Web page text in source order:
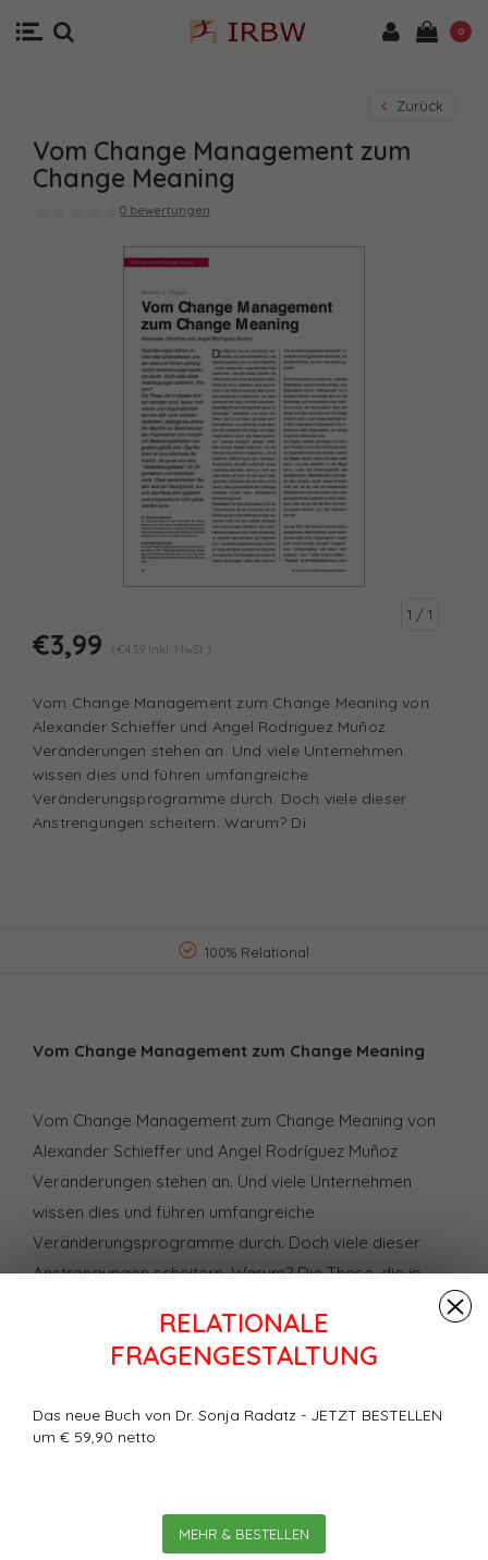
RELATIONALE
FRAGENGESTALTUNG
Das neue Buch von Dr. Sonja Radatz - JETZT BESTELLEN
um € 59,90 netto
MEHR & BESTELLEN
0
Zurück
Vom Change Management zum
Change Meaning
0 bewertungen
1 / 1
€3,99 (€4,39 Inkl. MwSt.)
Vom Change Management zum Change Meaning von
Alexander Schieffer und Angel Rodríguez Muñoz
Veränderungen stehen an. Und viele Unternehmen
wissen dies und führen umfangreiche
Veränderungsprogramme durch. Doch viele dieser
Anstrengungen scheitern. Warum? Di
100% Relational
Vom Change Management zum Change Meaning
Vom Change Management zum Change Meaning von
Alexander Schieffer und Angel Rodríguez Muñoz
Veränderungen stehen an. Und viele Unternehmen
wissen dies und führen umfangreiche
Veränderungsprogramme durch. Doch viele dieser
Anstrengungen scheitern. Warum? Die These, die in
Organisationen können sich nicht wirksam verändern,
solange die zentralen Begriffe zur Beschreibung der
gestern gefüllt sind. Das Problem ist eine überholte
Fesseln sind ein Hauptgrund, warum das Neue nicht
gedacht und entsprechend nicht getan werden kann.